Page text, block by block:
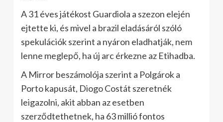
A 31 éves játékost Guardiola a szezon elején
ejtette ki, és mivel a brazil eladásáról szóló
spekulációk szerint a nyáron eladhatják, nem
lenne meglepő, ha új arc érkezne az Etihadba.
A Mirror beszámolója szerint a Polgárok a
Porto kapusát, Diogo Costát szeretnék
leigazolni, akit abban az esetben
szerződtethetnek, ha 63 millió fontos